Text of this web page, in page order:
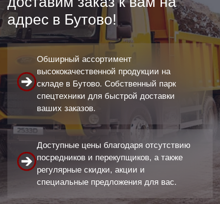
адрес в Бутово!
Обширный ассортимент
высококачественной продукции на
складе в Бутово. Собственный парк
спецтехники для быстрой доставки
ваших заказов.
Доступные цены благодаря отсутствию
посредников и перекупщиков, а также
регулярные скидки, акции и
специальные предложения для вас.